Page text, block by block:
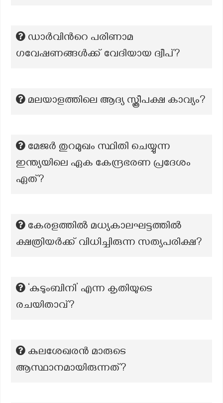
ഡാർവിൻറെ പരിണാമ
ഗവേഷണങ്ങൾക്ക് വേദിയായ ദ്വീപ്?
മലയാളത്തിലെ ആദ്യ സ്ത്രീപക്ഷ കാവ്യം?
മേജർ തുറമുഖം സ്ഥിതി ചെയ്യുന്ന
ഇന്ത്യയിലെ ഏക കേന്ദ്രഭരണ പ്രദേശം
ഏത്?
കേരളത്തിൽ മധ്യകാലഘട്ടത്തിൽ
ക്ഷത്രിയർക്ക് വിധിച്ചിരുന്ന സത്യപരിക്ഷ?
‘കുടുംബിനി’ എന്ന കൃതിയുടെ
രചയിതാവ്?
കുലശേഖരന്‍ മാരുടെ
ആസ്ഥാനമായിരുന്നത്?